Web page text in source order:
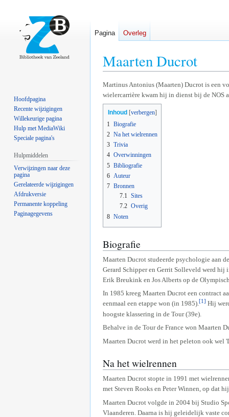
Maarten Ducrot
Naar
navigatie
Naar
zoeken
Martinus Antonius (Maarten) Ducrot is een
wielercarrière kwam hij in dienst bij de NOS
Inhoud
1
Biografie
2 Na het wielrennen
3 Trivia
4 Overwinningen
5 Bibliografie
6 Auteur
7 Bronnen
7.1 Sites
7.2 Overig
8 Noten
Biografie
Maarten Ducrot studeerde psychologie aan
Gerard Schipper en Gerrit Solleveld werd hij
Erik Breukink en Jos Alberts op de
In 1985 kreeg Maarten Ducrot een contract
eenmaal een etappe won (in 1985).[1] Hij
hoogste klassering in de Tour (39e).
Behalve in de Tour de France won Maarten
Maarten Ducrot werd in het peleton ook wel
Na het wielrennen
Maarten Ducrot stopte in 1991 met
met Steven Rooks en Peter Winnen, op dat
Maarten Ducrot volgde in 2004 bij Studio
Vlaanderen. Daarna is hij geleidelijk vaste
Pagina Overleg
Hoofdpagina
Recente wijzigingen
Willekeurige pagina
Hulp met MediaWiki
Speciale pagina's
Hulpmiddelen
Verwijzingen naar deze
pagina
Gerelateerde wijzigingen
Afdrukversie
Permanente koppeling
Paginagegevens